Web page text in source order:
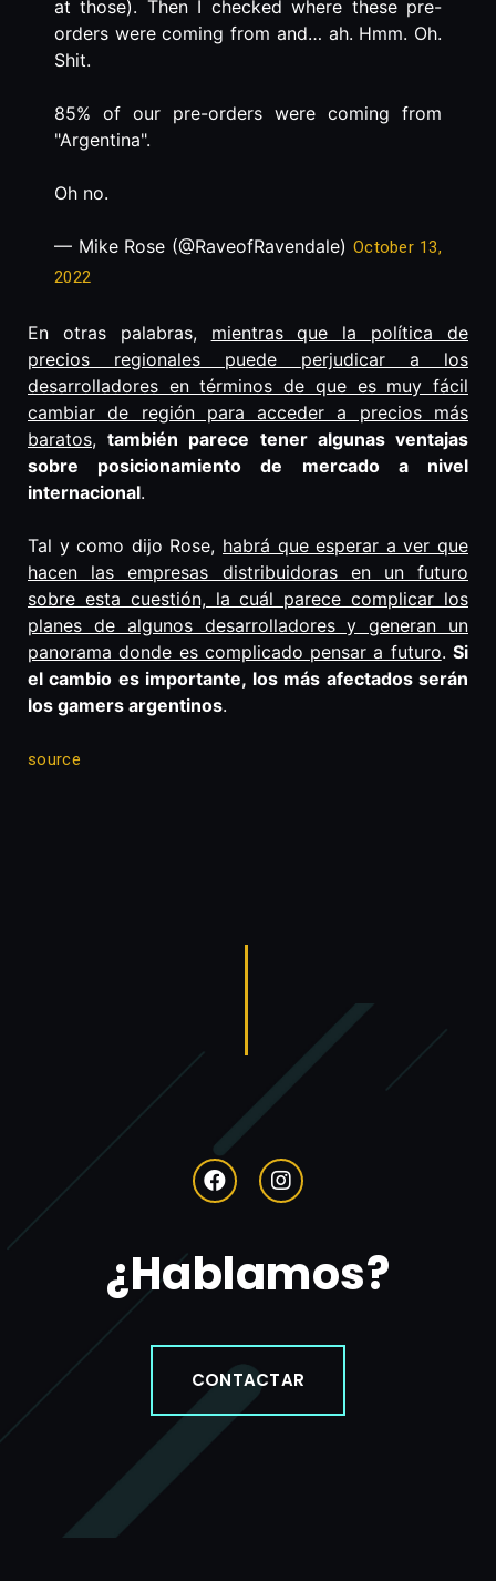
at those). Then I checked where these pre-
orders were coming from and… ah. Hmm. Oh.
Shit.
85% of our pre-orders were coming from
"Argentina".
Oh no.
— Mike Rose (@RaveofRavendale) October 13,
2022
En otras palabras, mientras que la política de
precios regionales puede perjudicar a los
desarrolladores en términos de que es muy fácil
cambiar de región para acceder a precios más
baratos,también parece tener algunas ventajas
sobre posicionamiento de mercado a nivel
internacional.
Tal y como dijo Rose, habrá que esperar a ver que
hacen las empresas distribuidoras en un futuro
sobre esta cuestión, la cuál parece complicar los
planes de algunos desarrolladores y generan un
panorama donde es complicado pensar a futuro.Si
el cambio es importante, los más afectados serán
los gamers argentinos.
source
¿Hablamos?
CONTACTAR